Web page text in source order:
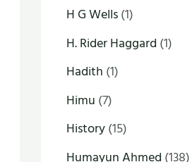
H G Wells(1)
H. Rider Haggard (1)
Hadith (1)
Himu (7)
History(15)
Humayun Ahmed (138)